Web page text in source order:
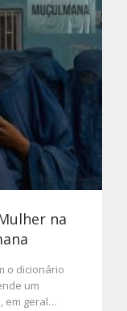
na
o dicionário
um
em geral…